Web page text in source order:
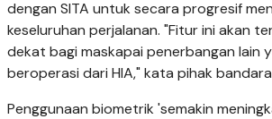
dengan SITA untuk secara progresif
keseluruhan perjalanan. "Fitur ini akan
dekat bagi maskapai penerbangan lain
beroperasi dari HIA," kata pihak
Penggunaan biometrik 'semakin